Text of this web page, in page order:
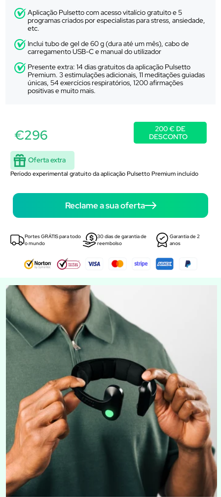
Aplicação Pulsetto com acesso vitalício gratuito e 5
programas criados por especialistas para stress, ansiedade,
etc.
Inclui tubo de gel de 60 g (dura até um mês), cabo de
carregamento USB-C e manual do utilizador
Presente extra: 14 dias gratuitos da aplicação Pulsetto
Premium. 3 estimulações adicionais, 11 meditações guiadas
únicas, 54 exercícios respiratórios, 1200 afirmações
positivas e muito mais.
€296
200 € DE
DESCONTO
Oferta extra
Período experimental gratuito da aplicação Pulsetto Premium incluído
Reclame a sua oferta
Portes GRÁTIS para todo
o mundo
30 dias de garantia de
reembolso
Garantia de 2
anos